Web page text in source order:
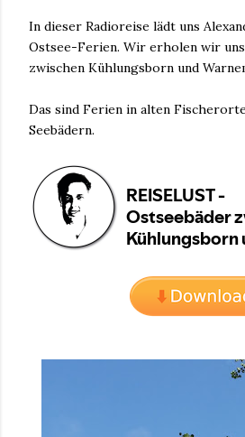
In dieser Radioreise lädt uns
Ostsee-Ferien. Wir erholen wir
zwischen Kühlungsborn und
Das sind Ferien in alten
Seebädern.